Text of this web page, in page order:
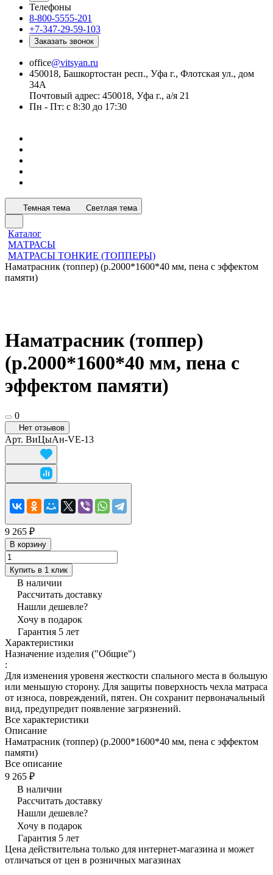
Телефоны
8-800-5555-201
+7-347-29-59-103
Заказать звонок
office@vitsyan.ru
450018, Башкортостан респ., Уфа г., Флотская ул., дом
34А
Почтовый адрес: 450018, Уфа г., а/я 21
Пн - Пт: с 8:30 до 17:30
Темная тема Светлая тема
Каталог
МАТРАСЫ
МАТРАСЫ ТОНКИЕ (ТОППЕРЫ)
Наматрасник (топпер) (р.2000*1600*40 мм, пена с эффектом
памяти)
Наматрасник (топпер)
(р.2000*1600*40 мм, пена с
эффектом памяти)
0
Нет отзывов
Арт. ВиЦыАн-VE-13
9 265 ₽
В корзину
Купить в 1 клик
В наличии
Рассчитать доставку
Нашли дешевле?
Хочу в подарок
Гарантия 5 лет
Характеристики
Назначение изделия ("Общие")
:
Для изменения уровеня жесткости спального места в большую
или меньшую сторону. Для защиты поверхность чехла матраса
от износа, повреждений, пятен. Он сохранит первоначальный
вид, предупредит появление загрязнений.
Все характеристики
Описание
Наматрасник (топпер) (р.2000*1600*40 мм, пена с эффектом
памяти)
Все описание
9 265 ₽
В наличии
Рассчитать доставку
Нашли дешевле?
Хочу в подарок
Гарантия 5 лет
Цена действительна только для интернет-магазина и может
отличаться от цен в розничных магазинах